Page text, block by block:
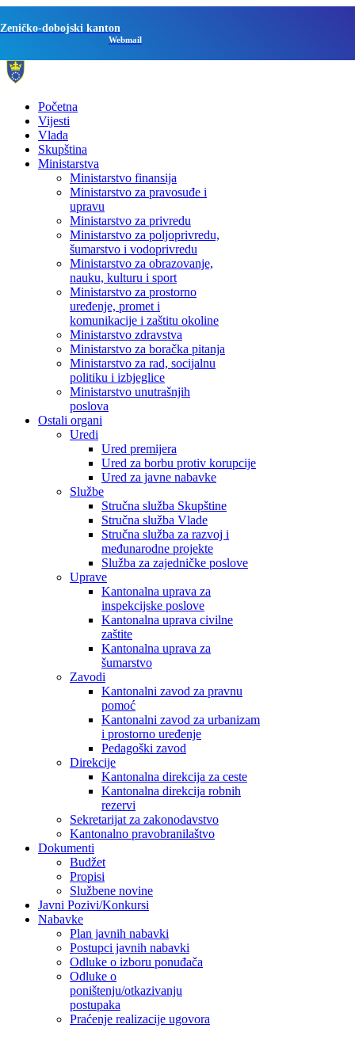
Zeničko-dobojski kanton
Webmail
Početna
Vijesti
Vlada
Skupština
Ministarstva
Ministarstvo finansija
Ministarstvo za pravosuđe i
upravu
Ministarstvo za privredu
Ministarstvo za poljoprivredu,
šumarstvo i vodoprivredu
Ministarstvo za obrazovanje,
nauku, kulturu i sport
Ministarstvo za prostorno
uređenje, promet i
komunikacije i zaštitu okoline
Ministarstvo zdravstva
Ministarstvo za boračka pitanja
Ministarstvo za rad, socijalnu
politiku i izbjeglice
Ministarstvo unutrašnjih
poslova
Ostali organi
Uredi
Ured premijera
Ured za borbu protiv korupcije
Ured za javne nabavke
Službe
Stručna služba Skupštine
Stručna služba Vlade
Stručna služba za razvoj i
međunarodne projekte
Služba za zajedničke poslove
Uprave
Kantonalna uprava za
inspekcijske poslove
Kantonalna uprava civilne
zaštite
Kantonalna uprava za
šumarstvo
Zavodi
Kantonalni zavod za pravnu
pomoć
Kantonalni zavod za urbanizam
i prostorno uređenje
Pedagoški zavod
Direkcije
Kantonalna direkcija za ceste
Kantonalna direkcija robnih
rezervi
Sekretarijat za zakonodavstvo
Kantonalno pravobranilaštvo
Dokumenti
Budžet
Propisi
Službene novine
Javni Pozivi/Konkursi
Nabavke
Plan javnih nabavki
Postupci javnih nabavki
Odluke o izboru ponuđača
Odluke o
poništenju/otkazivanju
postupaka
Praćenje realizacije ugovora